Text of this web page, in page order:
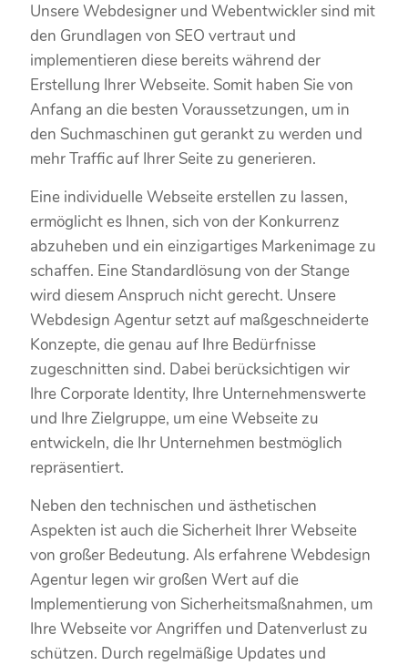
Unsere Webdesigner und Webentwickler sind mit
den Grundlagen von SEO vertraut und
implementieren diese bereits während der
Erstellung Ihrer Webseite. Somit haben Sie von
Anfang an die besten Voraussetzungen, um in
den Suchmaschinen gut gerankt zu werden und
mehr Traffic auf Ihrer Seite zu generieren.
Eine individuelle Webseite erstellen zu lassen,
ermöglicht es Ihnen, sich von der Konkurrenz
abzuheben und ein einzigartiges Markenimage zu
schaffen. Eine Standardlösung von der Stange
wird diesem Anspruch nicht gerecht. Unsere
Webdesign Agentur setzt auf maßgeschneiderte
Konzepte, die genau auf Ihre Bedürfnisse
zugeschnitten sind. Dabei berücksichtigen wir
Ihre Corporate Identity, Ihre Unternehmenswerte
und Ihre Zielgruppe, um eine Webseite zu
entwickeln, die Ihr Unternehmen bestmöglich
repräsentiert.
Neben den technischen und ästhetischen
Aspekten ist auch die Sicherheit Ihrer Webseite
von großer Bedeutung. Als erfahrene Webdesign
Agentur legen wir großen Wert auf die
Implementierung von Sicherheitsmaßnahmen, um
Ihre Webseite vor Angriffen und Datenverlust zu
schützen. Durch regelmäßige Updates und